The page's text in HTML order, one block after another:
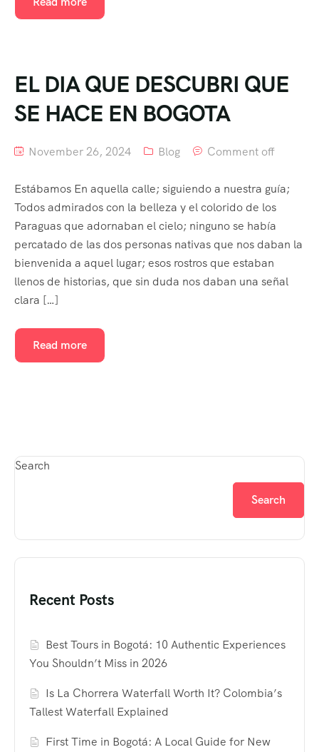
EL DIA QUE DESCUBRI QUE
SE HACE EN BOGOTA
November 26, 2024 Blog Comment off
Estábamos En aquella calle; siguiendo a nuestra guía;
Todos admirados con la belleza y el colorido de los
Paraguas que adornaban el cielo; ninguno se había
percatado de las dos personas nativas que nos daban la
bienvenida a aquel lugar; esos rostros que estaban
llenos de historias, que sin duda nos daban una señal
clara […]
Read more
Search
Search
Recent Posts
Best Tours in Bogotá: 10 Authentic Experiences
You Shouldn’t Miss in 2026
Is La Chorrera Waterfall Worth It? Colombia’s
Tallest Waterfall Explained
First Time in Bogotá: A Local Guide for New